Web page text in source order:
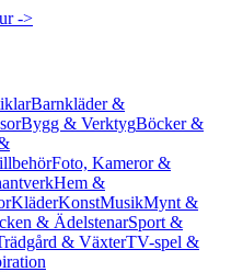
->
Barnkläder &
Bygg & VerktygBöcker &
Foto, Kameror &
Hem &
KläderKonstMusikMynt &
& ÄdelstenarSport &
& VäxterTV-spel &